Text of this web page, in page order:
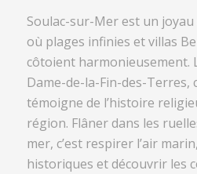
Soulac-sur-Mer est un
où plages infinies et villas
côtoient harmonieusement.
Dame-de-la-Fin-des-Terres,
témoigne de l’histoire
région. Flâner dans les
mer, c’est respirer l’air
historiques et découvrir les